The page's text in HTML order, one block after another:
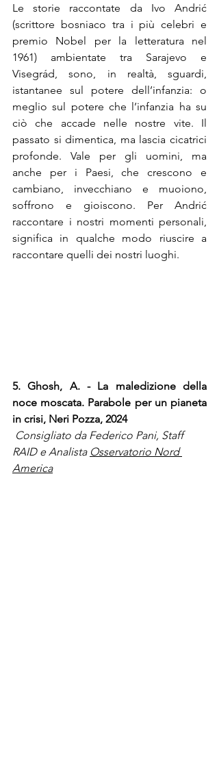
Le storie raccontate da Ivo Andrić
(scrittore bosniaco tra i più celebri e
premio Nobel per la letteratura nel
1961) ambientate tra Sarajevo e
Visegrád, sono, in realtà, sguardi,
istantanee sul potere dell’infanzia: o
meglio sul potere che l’infanzia ha su
ciò che accade nelle nostre vite. Il
passato si dimentica, ma lascia cicatrici
profonde. Vale per gli uomini, ma
anche per i Paesi, che crescono e
cambiano, invecchiano e muoiono,
soffrono e gioiscono. Per Andrić
raccontare i nostri momenti personali,
significa in qualche modo riuscire a
raccontare quelli dei nostri luoghi.
5. Ghosh, A. - La maledizione della
noce moscata. Parabole per un pianeta
in crisi, Neri Pozza, 2024
Consigliato da Federico Pani, Staff
RAID e Analista Osservatorio Nord
America